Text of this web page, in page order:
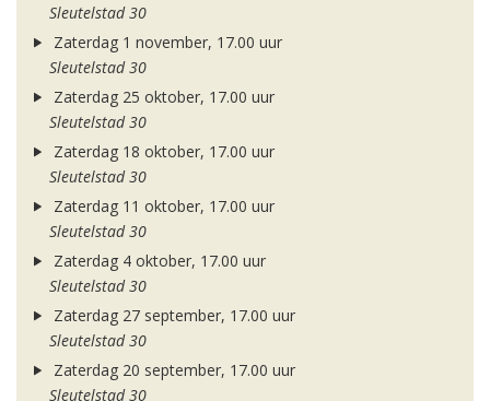
Sleutelstad 30
Zaterdag 1 november, 17.00 uur
Sleutelstad 30
Zaterdag 25 oktober, 17.00 uur
Sleutelstad 30
Zaterdag 18 oktober, 17.00 uur
Sleutelstad 30
Zaterdag 11 oktober, 17.00 uur
Sleutelstad 30
Zaterdag 4 oktober, 17.00 uur
Sleutelstad 30
Zaterdag 27 september, 17.00 uur
Sleutelstad 30
Zaterdag 20 september, 17.00 uur
Sleutelstad 30